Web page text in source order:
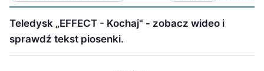
Teledysk „EFFECT - Kochaj" - zobacz wideo i
sprawdź tekst piosenki.